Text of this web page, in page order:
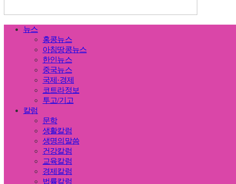
뉴스
홍콩뉴스
아침땅콩뉴스
한인뉴스
중국뉴스
국제·경제
코트라정보
투고/기고
칼럼
문학
생활칼럼
생명의말씀
건강칼럼
교육칼럼
경제칼럼
법률칼럼